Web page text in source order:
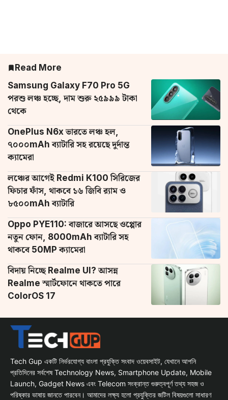
Read More
Samsung Galaxy F70 Pro 5G
পরশু লঞ্চ হচ্ছে, দাম শুরু ২৫৯৯৯ টাকা
থেকে
OnePlus N6x ভারতে লঞ্চ হল,
৭০০০mAh ব্যাটারি সহ রয়েছে দুর্দান্ত
ক্যামেরা
লঞ্চের আগেই Redmi K100 সিরিজের
ফিচার ফাঁস, থাকবে ১৬ জিবি র‌্যাম ও
৮৫০০mAh ব্যাটারি
Oppo PYE110: বাজারে আসছে ওপ্পোর
নতুন ফোন, 8000mAh ব্যাটারি সহ
থাকবে 50MP ক্যামেরা
বিদায় নিচ্ছে Realme UI? আসন্ন
Realme স্মার্টফোনে থাকতে পারে
ColorOS 17
Tech Gup একটি নির্ভরযোগ্য বাংলা প্রযুক্তি সংবাদ ওয়েবসাইট, যেখানে আপনি
প্রতিদিনের সর্বশেষ Technology News, Smartphone Update, Mobile
Launch, Gadget News এবং Telecom সংক্রান্ত গুরুত্বপূর্ণ তথ্য সহজ ও
পরিষ্কার ভাষায় জানতে পারবেন। আমাদের লক্ষ্য হলো প্রযুক্তির জটিল বিষয়গুলো সাধারণ